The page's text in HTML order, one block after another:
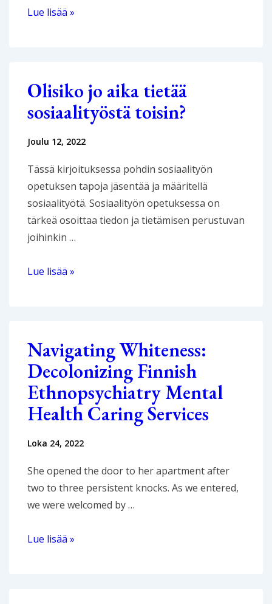
Marjatta
Lue lisää »
Olisiko jo aika tietää
sosiaalityöstä toisin?
Joulu 12, 2022
Tässä kirjoituksessa pohdin sosiaalityön
opetuksen tapoja jäsentää ja määritellä
sosiaalityötä. Sosiaalityön opetuksessa on
tärkeä osoittaa tiedon ja tietämisen perustuvan
joihinkin …
Olisiko
toisin?
Lue lisää »
Navigating Whiteness:
Decolonizing Finnish
Ethnopsychiatry Mental
Health Caring Services
Loka 24, 2022
She opened the door to her apartment after
two to three persistent knocks. As we entered,
we were welcomed by …
Navigating
Lue lisää »